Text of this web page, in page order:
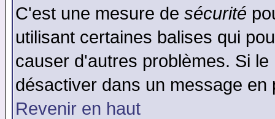
C'est une mesure de sécurité
utilisant certaines balises qui
causer d'autres problèmes. Si
désactiver dans un message
Revenir en haut